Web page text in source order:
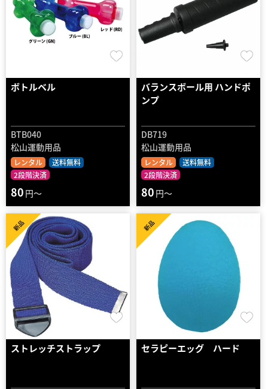
ボトルベル
BTB040
松山運動用品
レンタル
送料無料
2段階決済
80 円～
バランスボール用 ハンドポ
ンプ
DB719
松山運動用品
レンタル
送料無料
2段階決済
80 円～
ストレッチストラップ
新品
セラピーエッグ ハード
新品